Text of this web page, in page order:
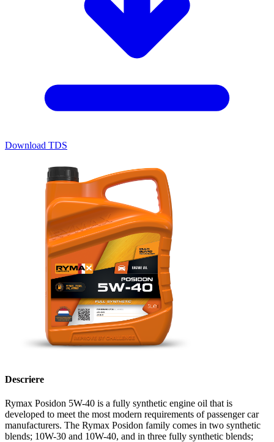
Download TDS
Descriere
Rymax Posidon 5W-40 is a fully synthetic engine oil that is
developed to meet the most modern requirements of passenger car
manufacturers. The Rymax Posidon family comes in two synthetic
blends; 10W-30 and 10W-40, and in three fully synthetic blends;